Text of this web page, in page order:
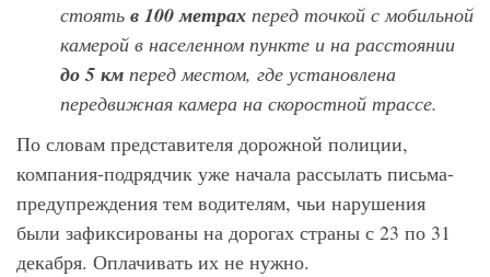
стоять в 100 метрах перед точкой с мобильной
камерой в населенном пункте и на расстоянии
до 5 км перед местом, где установлена
передвижная камера на скоростной трассе.
По словам представителя дорожной полиции,
компания-подрядчик уже начала рассылать письма-
предупреждения тем водителям, чьи нарушения
были зафиксированы на дорогах страны с 23 по 31
декабря. Оплачивать их не нужно.